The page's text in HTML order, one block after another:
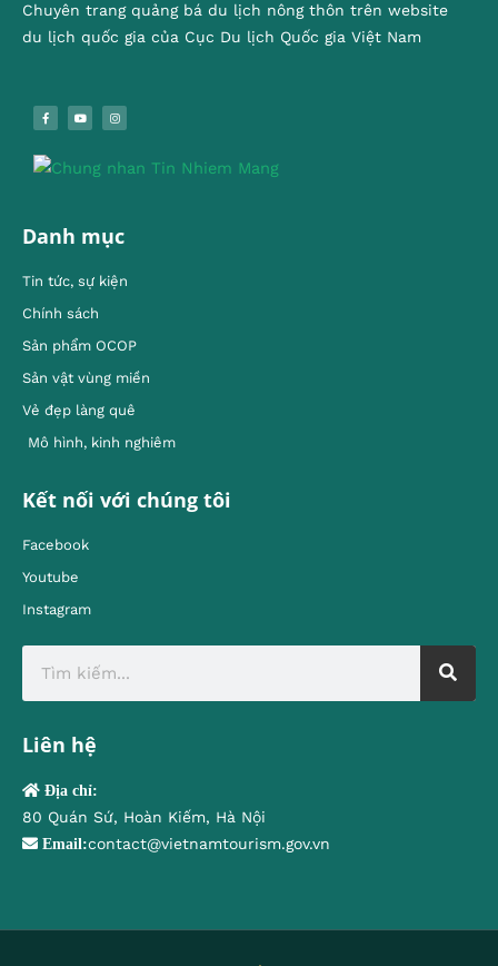
Chuyên trang quảng bá du lịch nông thôn trên website
du lịch quốc gia của Cục Du lịch Quốc gia Việt Nam
Danh mục
Tin tức, sự kiện
Chính sách
Sản phẩm OCOP
Sản vật vùng miền
Vẻ đẹp làng quê
Mô hình, kinh nghiêm
Kết nối với chúng tôi
Facebook
Youtube
Instagram
Liên hệ
Địa chỉ:
80 Quán Sứ, Hoàn Kiếm, Hà Nội
Email:contact@vietnamtourism.gov.vn